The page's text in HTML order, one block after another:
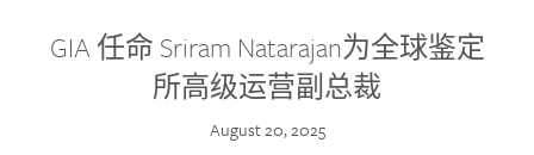
GIA 任命 Sriram Natarajan为全球鉴定
所高级运营副总裁
August 20, 2025